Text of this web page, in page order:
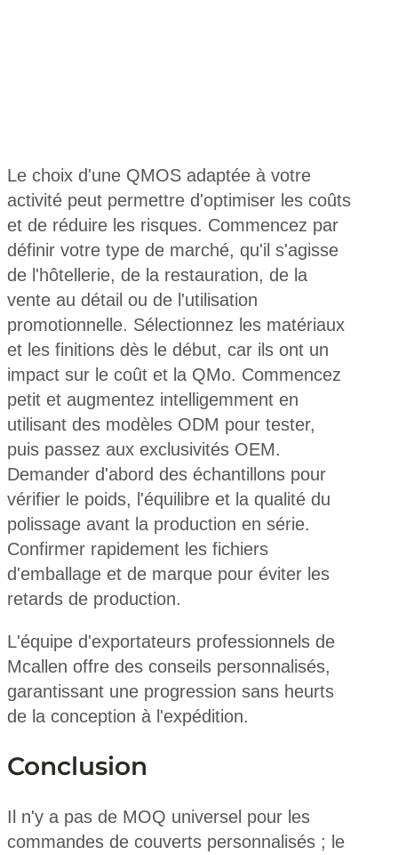
Le choix d'une QMOS adaptée à votre
activité peut permettre d'optimiser les coûts
et de réduire les risques. Commencez par
définir votre type de marché, qu'il s'agisse
de l'hôtellerie, de la restauration, de la
vente au détail ou de l'utilisation
promotionnelle. Sélectionnez les matériaux
et les finitions dès le début, car ils ont un
impact sur le coût et la QMo. Commencez
petit et augmentez intelligemment en
utilisant des modèles ODM pour tester,
puis passez aux exclusivités OEM.
Demander d'abord des échantillons pour
vérifier le poids, l'équilibre et la qualité du
polissage avant la production en série.
Confirmer rapidement les fichiers
d'emballage et de marque pour éviter les
retards de production.
L'équipe d'exportateurs professionnels de
Mcallen offre des conseils personnalisés,
garantissant une progression sans heurts
de la conception à l'expédition.
Conclusion
Il n'y a pas de MOQ universel pour les
commandes de couverts personnalisés ; le